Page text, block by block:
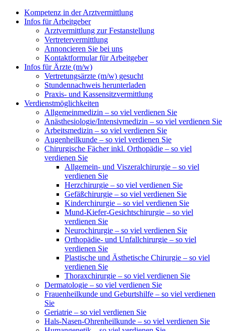
Kompetenz in der Arztvermittlung
Infos für Arbeitgeber
Arztvermittlung zur Festanstellung
Vertretervermittlung
Annoncieren Sie bei uns
Kontaktformular für Arbeitgeber
Infos für Ärzte (m/w)
Vertretungsärzte (m/w) gesucht
Stundennachweis herunterladen
Praxis- und Kassensitzvermittlung
Verdienstmöglichkeiten
Allgemeinmedizin – so viel verdienen Sie
Anästhesiologie/Intensivmedizin – so viel verdienen Sie
Arbeitsmedizin – so viel verdienen Sie
Augenheilkunde – so viel verdienen Sie
Chirurgische Fächer inkl. Orthopädie – so viel
verdienen Sie
Allgemein- und Viszeralchirurgie – so viel
verdienen Sie
Herzchirurgie – so viel verdienen Sie
Gefäßchirurgie – so viel verdienen Sie
Kinderchirurgie – so viel verdienen Sie
Mund-Kiefer-Gesichtschirurgie – so viel
verdienen Sie
Neurochirurgie – so viel verdienen Sie
Orthopädie- und Unfallchirurgie – so viel
verdienen Sie
Plastische und Ästhetische Chirurgie – so viel
verdienen Sie
Thoraxchirurgie – so viel verdienen Sie
Dermatologie – so viel verdienen Sie
Frauenheilkunde und Geburtshilfe – so viel verdienen
Sie
Geriatrie – so viel verdienen Sie
Hals-Nasen-Ohrenheilkunde – so viel verdienen Sie